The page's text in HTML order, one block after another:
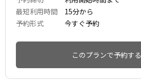
最短利用時間 15分から
予約形式 今すぐ予約
このプランで予約する